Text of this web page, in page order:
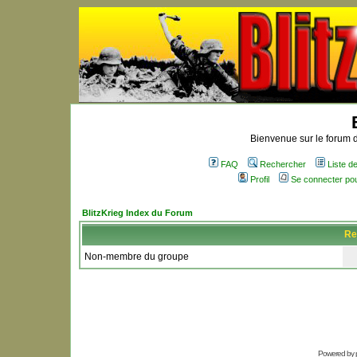
Bienvenue sur le forum
FAQ Rechercher
Liste
Profil
Se connecter
BlitzKrieg Index du Forum
Non-membre du groupe
Powered by